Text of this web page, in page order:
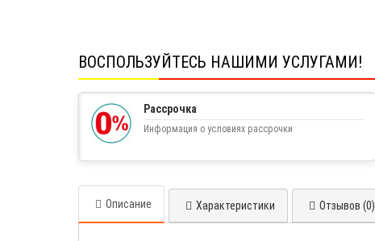
ВОСПОЛЬЗУЙТЕСЬ НАШИМИ УСЛУГАМИ!
Рассрочка
Информация о условиях рассрочки
Описание Характеристики Отзывов (0)